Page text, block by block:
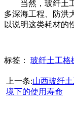
当然，玻纤土
多深海工程、防
以说明这类耗材的性
标签： 玻纤土工格
上一条:山西玻纤
境下的使用寿命